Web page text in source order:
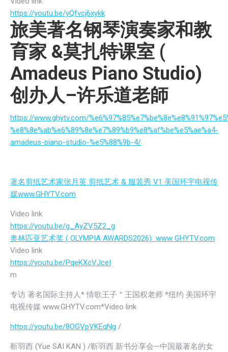
https://youtu.be/yQfvcj6xykk
旅美著名钢琴演奏家和教
育家 &莫扎特课室 (
Amadeus Piano Studio)
创办人–许乐道老師
https://www.ghytv.com/
%e8%8e%ab%e6%89%8e%e7%89%b9%e8%af%be%e5%ae%a4-
amadeus-piano-studio-%e5%88%9b-4/
著名剪纸艺术家张月英 剪纸艺术 & 服装秀 V1 美国环宇电视传
媒www.GHYTV.com
Video link
https://youtu.be/g_AyZV5Z2_g
奥林匹亚艺术奖 ( OLYMPIA AWARDS2026) www GHYTV.com
Video link
https://youtu.be/PqeKXcVJceI
m
专访 著名国际主持人* 情歌王子＂王国权老师 *纽约 美国环宇
电视传媒 www.GHYTV.com*Video link
https://youtu.be/8OGVpVKEqNg /
靳羽西 (Yue SAI KAN ) /靳羽西 新书分享会—中国最著名的女